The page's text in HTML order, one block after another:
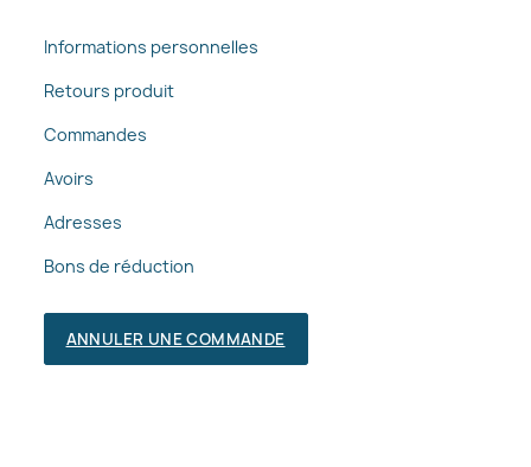
Informations personnelles
Retours produit
Commandes
Avoirs
Adresses
Bons de réduction
ANNULER UNE COMMANDE